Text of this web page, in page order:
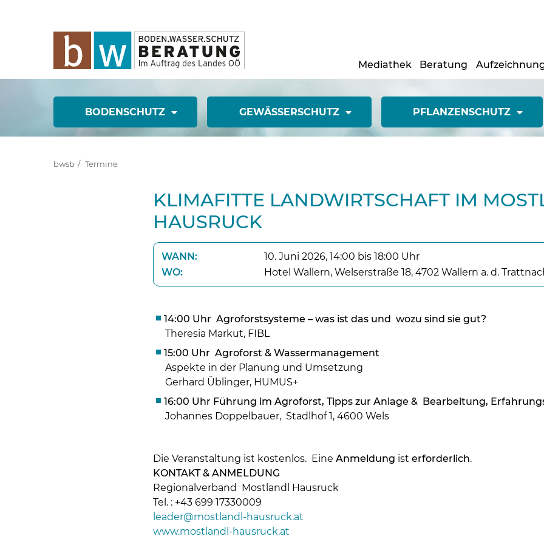
Skip to main content
Mediathek Beratung
BODENSCHUTZ GEWÄSSERSCHUTZ PFLANZENSCHUTZ
bwsb Termine
KLIMAFITTE LANDWIRTSCHAFT IM
HAUSRUCK
WANN:
10. Juni 2026, 14:00 bis 18:00 Uhr
WO:
Hotel Wallern, Welserstraße 18, 4702 Wallern a. d.
14:00 Uhr Agroforstsysteme – was ist das und wozu sind sie gut?
Theresia Markut, FIBL
15:00 Uhr Agroforst & Wassermanagement
Aspekte in der Planung und Umsetzung
Gerhard Üblinger, HUMUS+
16:00 Uhr Führung im Agroforst, Tipps zur Anlage & Bearbeitung,
Johannes Doppelbauer, Stadlhof 1, 4600 Wels
Die Veranstaltung ist kostenlos. EineAnmeldung isterforderlich.
KONTAKT & ANMELDUNG
Regionalverband Mostlandl Hausruck
Tel. : +43 699 17330009
leader@mostlandl-hausruck.at
www.mostlandl-hausruck.at